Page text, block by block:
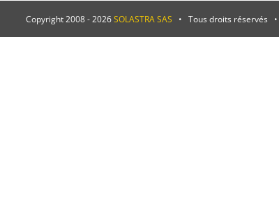
Copyright 2008 -2026SOLASTRA SAS • Tous droits réservés •